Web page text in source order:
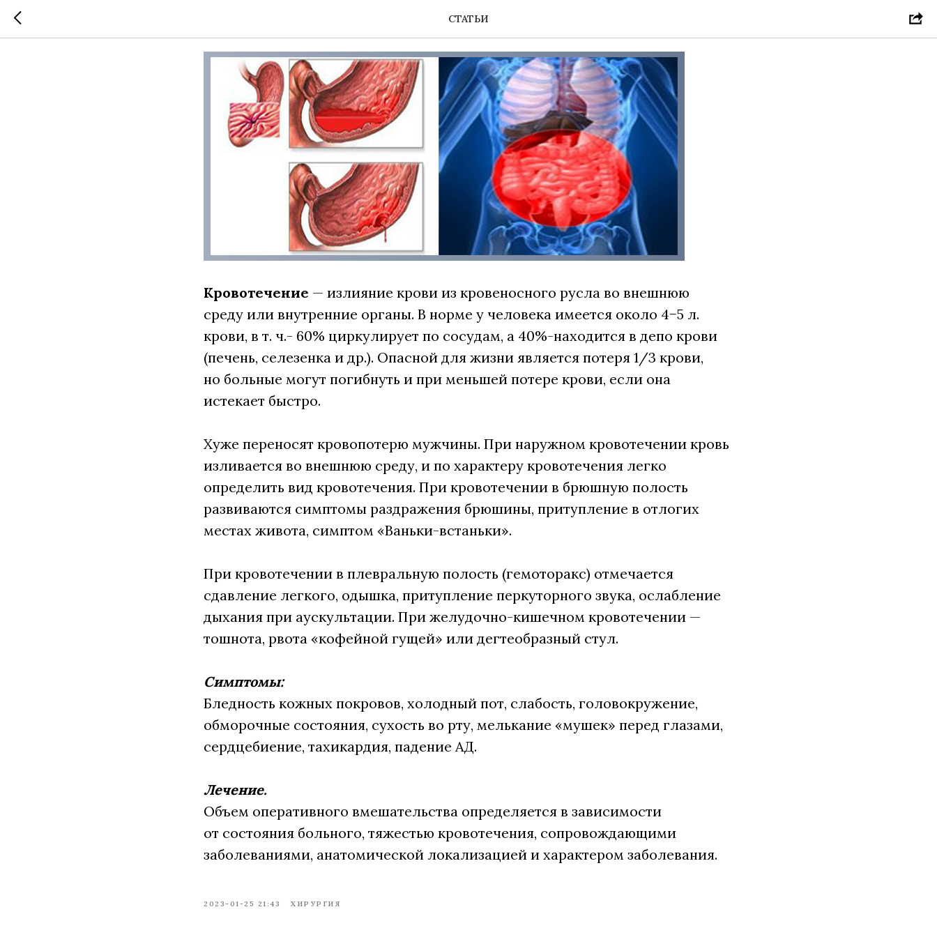
СТАТЬИ
Кровотечение — излияние крови из кровеносного русла во внешнюю
среду или внутренние органы. В норме у человека имеется около 4−5 л.
крови, в т. ч.- 60% циркулирует по сосудам, а 40%-находится в депо крови
(печень, селезенка и др.). Опасной для жизни является потеря 1/3 крови,
но больные могут погибнуть и при меньшей потере крови, если она
истекает быстро.
Хуже переносят кровопотерю мужчины. При наружном кровотечении кровь
изливается во внешнюю среду, и по характеру кровотечения легко
определить вид кровотечения. При кровотечении в брюшную полость
развиваются симптомы раздражения брюшины, притупление в отлогих
местах живота, симптом «Ваньки-встаньки».
При кровотечении в плевральную полость (гемоторакс) отмечается
сдавление легкого, одышка, притупление перкуторного звука, ослабление
дыхания при аускультации. При желудочно-кишечном кровотечении —
тошнота, рвота «кофейной гущей» или дегтеобразный стул.
Симптомы:
Бледность кожных покровов, холодный пот, слабость, головокружение,
обморочные состояния, сухость во рту, мелькание «мушек» перед глазами,
сердцебиение, тахикардия, падение АД.
Лечение.
Объем оперативного вмешательства определяется в зависимости
от состояния больного, тяжестью кровотечения, сопровождающими
заболеваниями, анатомической локализацией и характером заболевания.
2023-01-25 21:43 ХИРУРГИЯ